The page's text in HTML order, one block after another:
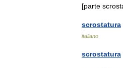
[parte
scrostatura
italiano
scrostatura